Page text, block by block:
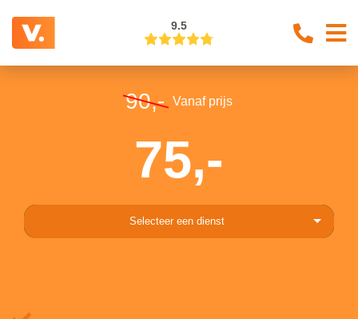
9.5
90,- Vanaf prijs
75,-
Selecteer een dienst